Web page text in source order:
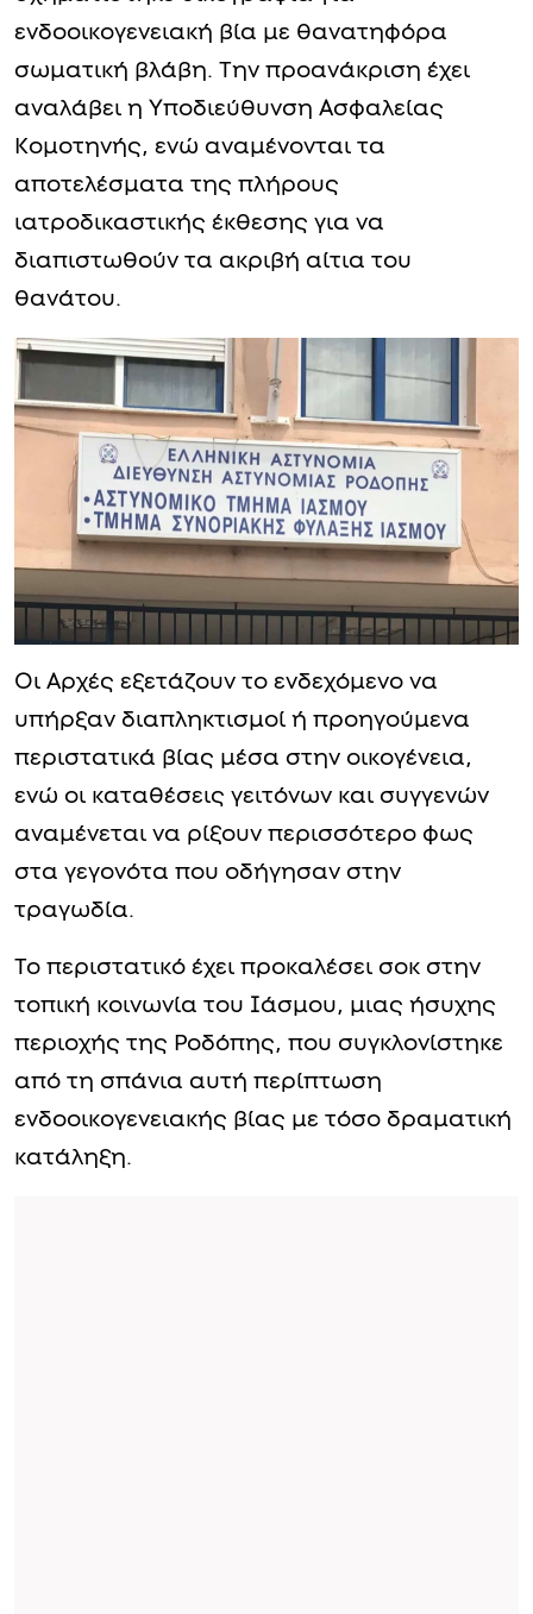
ενδοοικογενειακή βία με θανατηφόρα
σωματική βλάβη. Την προανάκριση έχει
αναλάβει η Υποδιεύθυνση Ασφαλείας
Κομοτηνής, ενώ αναμένονται τα
αποτελέσματα της πλήρους
ιατροδικαστικής έκθεσης για να
διαπιστωθούν τα ακριβή αίτια του
θανάτου.
Οι Αρχές εξετάζουν το ενδεχόμενο να
υπήρξαν διαπληκτισμοί ή προηγούμενα
περιστατικά βίας μέσα στην οικογένεια,
ενώ οι καταθέσεις γειτόνων και συγγενών
αναμένεται να ρίξουν περισσότερο φως
στα γεγονότα που οδήγησαν στην
τραγωδία.
Το περιστατικό έχει προκαλέσει σοκ στην
τοπική κοινωνία του Ιάσμου, μιας ήσυχης
περιοχής της Ροδόπης, που συγκλονίστηκε
από τη σπάνια αυτή περίπτωση
ενδοοικογενειακής βίας με τόσο δραματική
κατάληξη.